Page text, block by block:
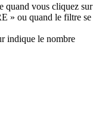
quand vous cliquez sur
» ou quand le filtre se
indique le nombre